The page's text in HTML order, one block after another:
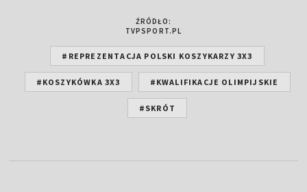
ŹRÓDŁO:
TVPSPORT.PL
#REPREZENTACJA POLSKI KOSZYKARZY 3X3
#KOSZYKÓWKA 3X3 #KWALIFIKACJE OLIMPIJSKIE
#SKRÓT